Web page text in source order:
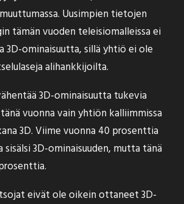
Uusimpien tietojen
tämän vuoden teleisiomalleissa ei
3D-ominaisuutta, sillä yhtiö ei ole
alihankkijoilta.
3D-ominaisuutta tukevia
vuonna vain yhtiön kalliimmissa
3D. Viime vuonna 40 prosenttia
3D-ominaisuuden, mutta tänä
eivät ole oikein ottaneet 3D-